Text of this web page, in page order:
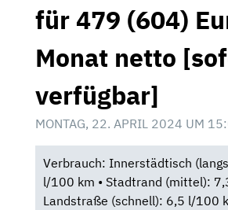
für 479 (604)
Monat netto
verfügbar]
MONTAG, 22. APRIL 2024 UM
Verbrauch: Innerstädtisch
l/100 km • Stadtrand (mittel):
Landstraße (schnell): 6,5 l/100